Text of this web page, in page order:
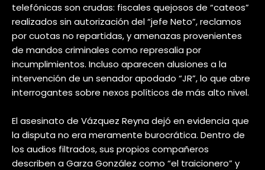
telefónicas son crudas: fiscales quejosos de “cateos”
realizados sin autorización del “jefe Neto”, reclamos
por cuotas no repartidas, y amenazas provenientes
de mandos criminales como represalia por
incumplimientos. Incluso aparecen alusiones a la
intervención de un senador apodado “JR”, lo que abre
interrogantes sobre nexos políticos de más alto nivel.
El asesinato de Vázquez Reyna dejó en evidencia que
la disputa no era meramente burocrática. Dentro de
los audios filtrados, sus propios compañeros
describen a Garza González como “el traicionero” y